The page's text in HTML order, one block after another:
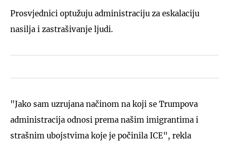
Prosvjednici optužuju administraciju za eskalaciju
nasilja i zastrašivanje ljudi.
"Jako sam uzrujana načinom na koji se Trumpova
administracija odnosi prema našim imigrantima i
strašnim ubojstvima koje je počinila ICE", rekla